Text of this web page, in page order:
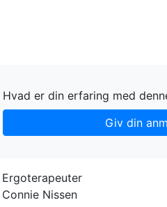
Hvad er din erfaring med
Giv din
Ergoterapeuter
Connie Nissen